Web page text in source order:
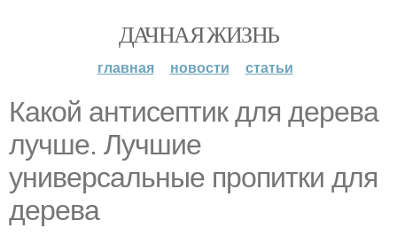
ДАЧНАЯ ЖИЗНЬ
главная новости статьи
Какой антисептик для дерева
лучше. Лучшие
универсальные пропитки для
дерева